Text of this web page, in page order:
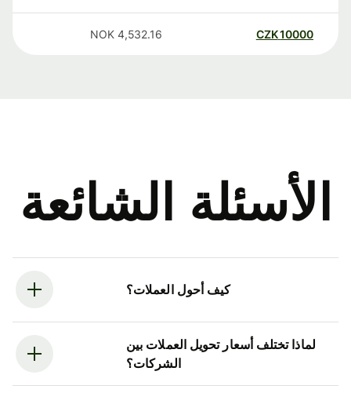
10000
CZK
4,532.16
NOK
الأسئلة الشائعة
كيف أحول العملات؟
لماذا تختلف أسعار تحويل العملات بين
الشركات؟